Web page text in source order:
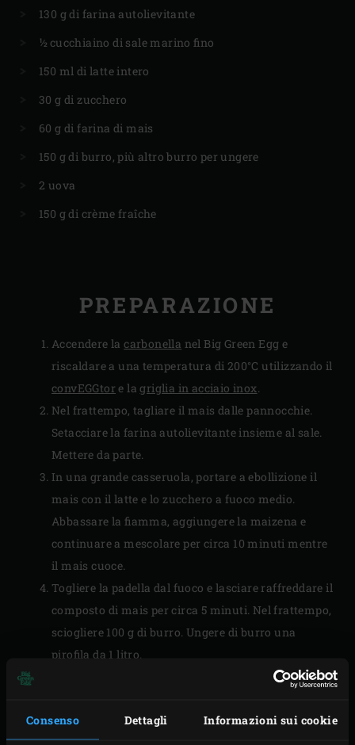
Consenso Dettagli Informazioni sui cookie
130 g di farina autolievitante
½ cucchiaino di sale marino fino
150 ml di latte intero
30 g di zucchero
60 g di farina di mais
150 g di burro, più altro burro per ungere
2 uova
150 g di crème fraîche
PREPARAZIONE
Accendere lacarbonella nel Big Green Egg e
riscaldare a una temperatura di 200°C utilizzando il
convEGGtor e lagriglia in acciaio inox.
Nel frattempo, tagliare il mais dalle pannocchie.
Setacciare la farina autolievitante insieme al sale.
Mettere da parte.
In una grande casseruola, portare a ebollizione il
mais con il latte e lo zucchero a fuoco medio.
Abbassare la fiamma, aggiungere la maizena e
continuare a mescolare per circa 10 minuti mentre
il mais cuoce.
Togliere la padella dal fuoco e lasciare raffreddare il
composto di mais per circa 5 minuti. Nel frattempo,
sciogliere 100 g di burro. Ungere di burro una
pirofila da 1 litro.
Mescolare le uova al composto di mais, una alla
la farina autolievitante con il sale e il burro fuso.